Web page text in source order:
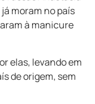
moram no país
à manicure
elas, levando em
de origem, sem